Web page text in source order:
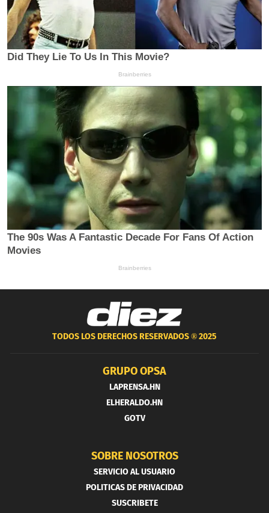
TODOS LOS DERECHOS RESERVADOS ®2025
GRUPO OPSA
LAPRENSA.HN
ELHERALDO.HN
GOTV
SOBRE NOSOTROS
SERVICIO AL USUARIO
POLITICAS DE PRIVACIDAD
SUSCRIBETE